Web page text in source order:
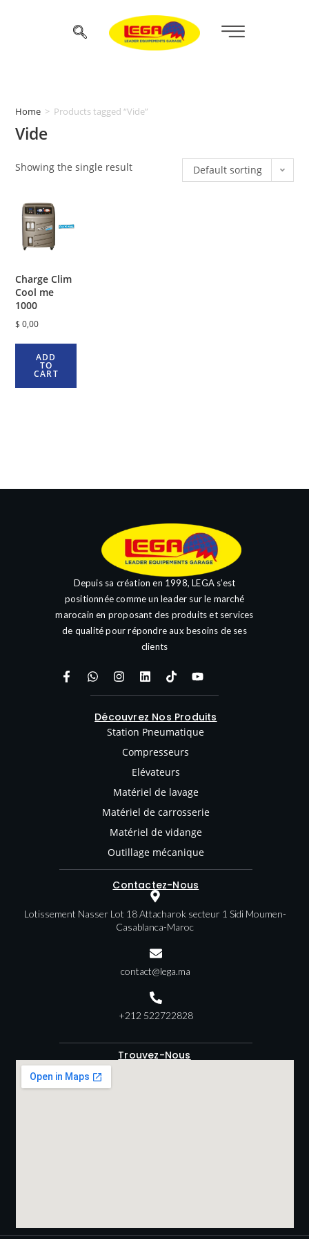
Home > Products tagged “Vide”
Vide
Showing the single result Default sorting
Charge Clim
Cool me
1000
$ 0,00
ADD
TO
CART
Depuis sa création en 1998, LEGA s’est
positionnée comme un leader sur le marché
marocain en proposant des produits et services
de qualité pour répondre aux besoins de ses
clients
Découvrez Nos Produits
Station Pneumatique
Compresseurs
Elévateurs
Matériel de lavage
Matériel de carrosserie
Matériel de vidange
Outillage mécanique
Contactez-Nous
Lotissement Nasser Lot 18 Attacharok secteur 1 Sidi Moumen-
Casablanca-Maroc
contact@lega.ma
+212 522722828
Trouvez-Nous